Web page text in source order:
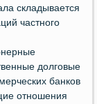
складывается
частного
долговые
банков
отношения